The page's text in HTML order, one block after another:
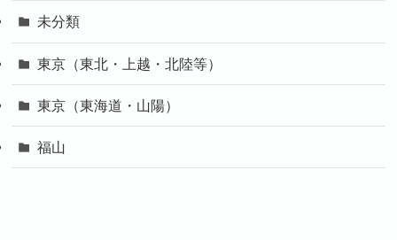
未分類
東京（東北・上越・北陸等）
東京（東海道・山陽）
福山